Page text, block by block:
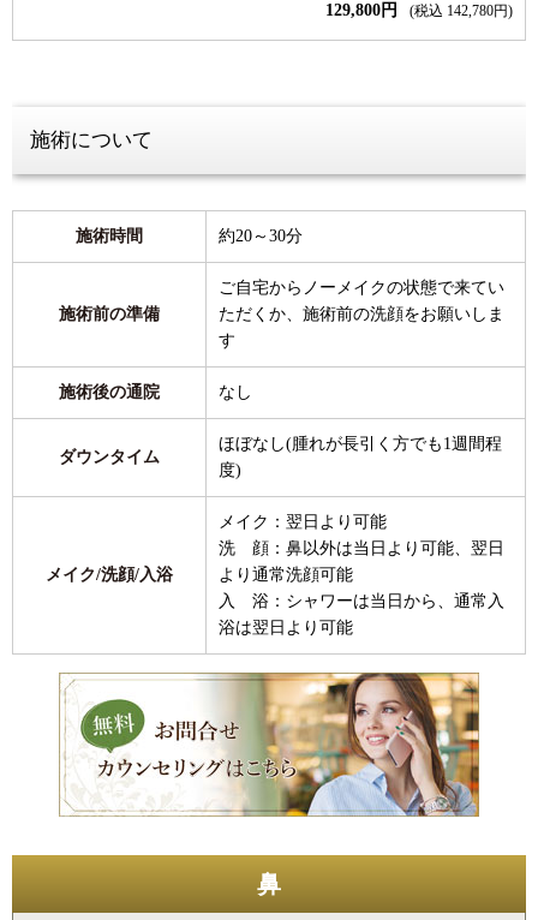
129,800円 (税込 142,780円)
施術について
施術時間 約20～30分
施術前の準備
ご自宅からノーメイクの状態で来てい
ただくか、施術前の洗顔をお願いしま
す
施術後の通院 なし
ダウンタイム
ほぼなし(腫れが長引く方でも1週間程
度)
メイク/洗顔/入浴
メイク：翌日より可能
洗 顔：鼻以外は当日より可能、翌日
より通常洗顔可能
入 浴：シャワーは当日から、通常入
浴は翌日より可能
鼻